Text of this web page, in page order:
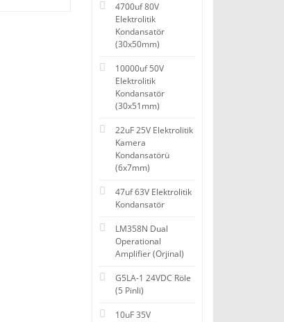
4700uf 80V
Elektrolitik
Kondansatör
(30x50mm)
10000uf 50V
Elektrolitik
Kondansatör
(30x51mm)
22uF 25V Elektrolitik
Kamera
Kondansatörü
(6x7mm)
47uf 63V Elektrolitik
Kondansatör
LM358N Dual
Operational
Amplifier (Orjinal)
G5LA-1 24VDC Röle
(5 Pinli)
10uF 35V